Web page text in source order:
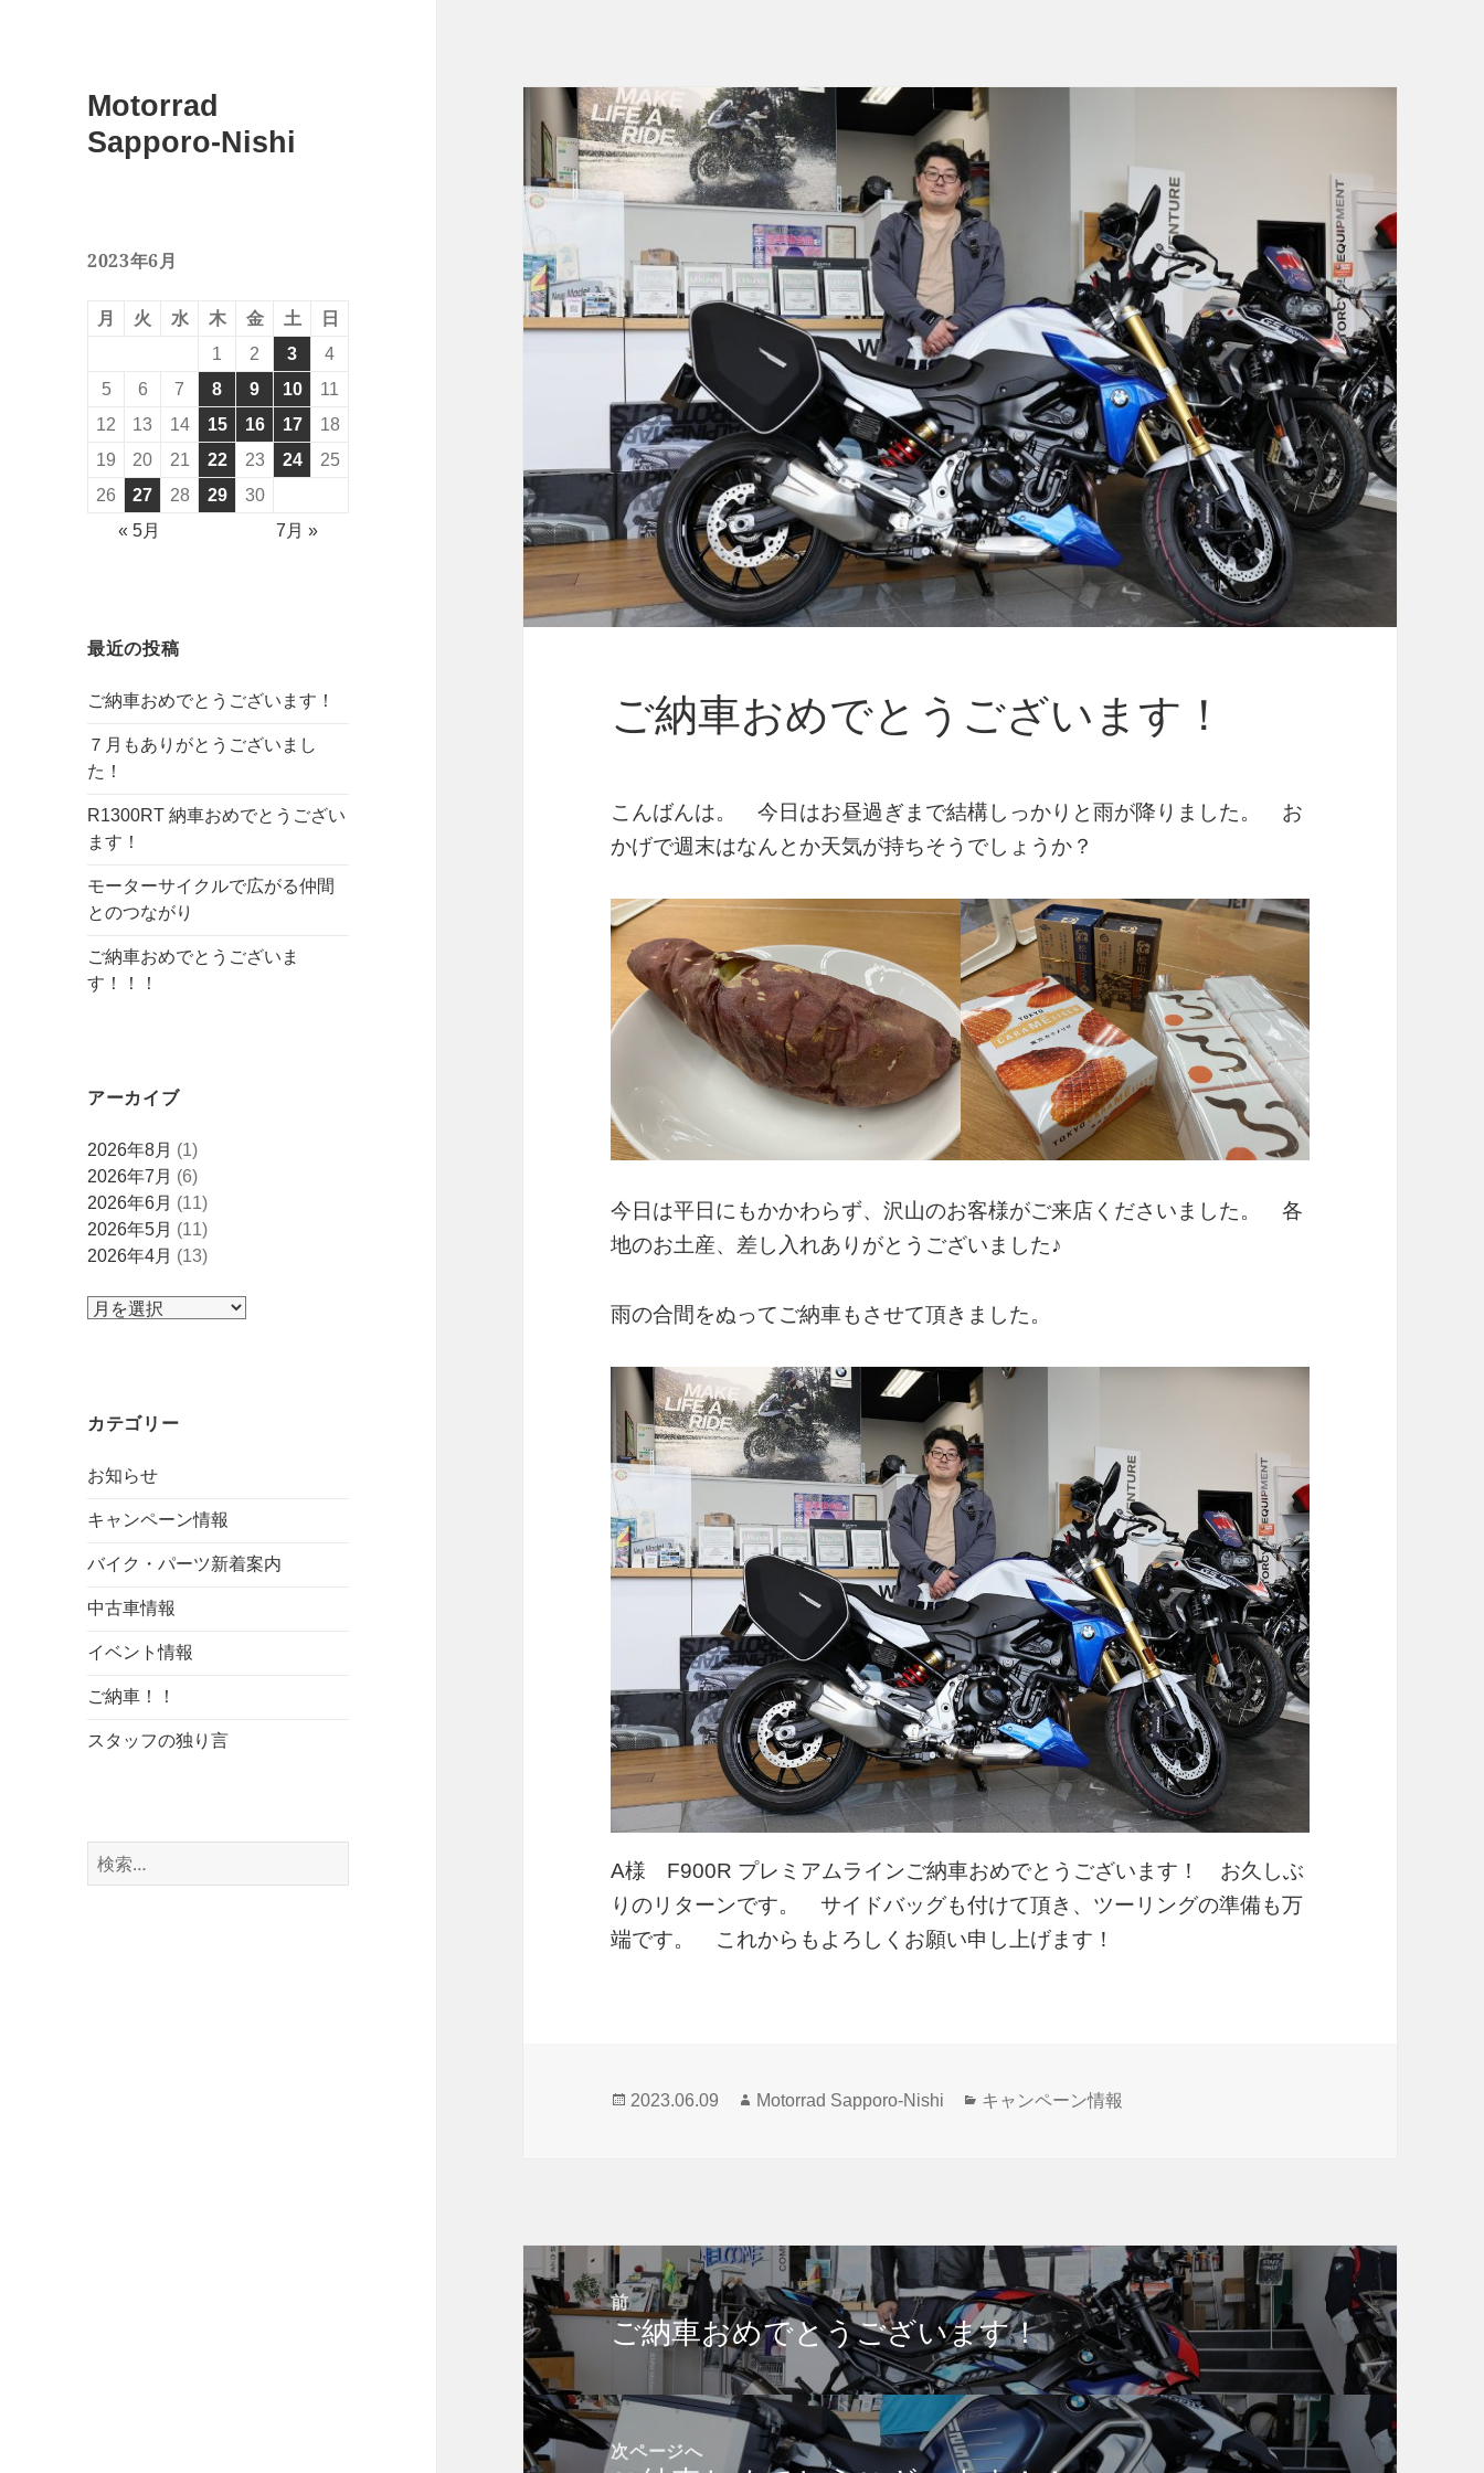
Motorrad
Sapporo-Nishi
2023年6月
月 火 水 木 金 土
日
1
2 3
4
5
6 7 8 9 10
11
12
13 14 15 16 17
18
19
20 21 22 23 24
25
26
27 28 29
30
« 5月
7月 »
最近の投稿
ご納車おめでとうございます！
７月もありがとうございまし
た！
R1300RT 納車おめでとうござい
ます！
モーターサイクルで広がる仲間
とのつながり
ご納車おめでとうございま
す！！！
アーカイブ
ア
ー
カ
イ
ブ
2026年8月 (1)
2026年7月 (6)
2026年6月 (11)
2026年5月 (11)
2026年4月 (13)
カテゴリー
お知らせ
キャンペーン情報
バイク・パーツ新着案内
中古車情報
イベント情報
ご納車！！
スタッフの独り言
検
ご納車おめでとうございます！
こんばんは。 今日はお昼過ぎまで結構しっかりと雨が降りました。 お
かげで週末はなんとか天気が持ちそうでしょうか？
今日は平日にもかかわらず、沢山のお客様がご来店くださいました。 各
地のお土産、差し入れありがとうございました♪
雨の合間をぬってご納車もさせて頂きました。
A様 F900R プレミアムラインご納車おめでとうございます！ お久しぶ
りのリターンです。 サイドバッグも付けて頂き、ツーリングの準備も万
端です。 これからもよろしくお願い申し上げます！
投
2023.06.09
作
Motorrad Sapporo-Nishi
カ
キャンペーン情報
稿
ナ
ビ
ゲ
ー
シ
前
前
投
稿:
ご納車おめでとうございます！
次ページへ